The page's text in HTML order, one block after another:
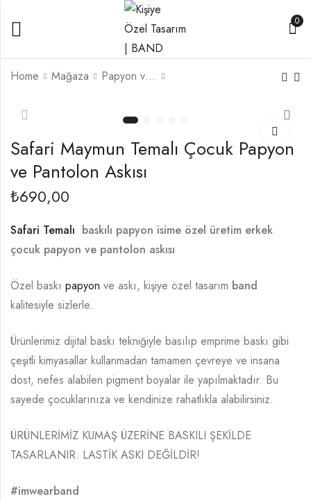
0
Home Mağaza Papyon ve Askı Seti
Çocuk Papyon ve
Pantolon Askısı
₺690,00
Galatasaray Temalı
Çocuk Papyon ve
Pantolon Askısı
Safari Maymun Temalı Çocuk Papyon
ve Pantolon Askısı
₺690,00
Safari Temalı baskılı papyon isime özel üretim erkek
çocuk papyon ve pantolon askısı
Özel baskı papyon ve askı, kişiye özel tasarım band
kalitesiyle sizlerle.
Ürünlerimiz dijital baskı tekniğiyle basılıp emprime baskı gibi
çeşitli kimyasallar kullanmadan tamamen çevreye ve insana
dost, nefes alabilen pigment boyalar ile yapılmaktadır. Bu
sayede çocuklarınıza ve kendinize rahatlıkla alabilirsiniz.
ÜRÜNLERİMİZ KUMAŞ ÜZERİNE BASKILI ŞEKİLDE
TASARLANIR. LASTİK ASKI DEĞİLDİR!
#imwearband